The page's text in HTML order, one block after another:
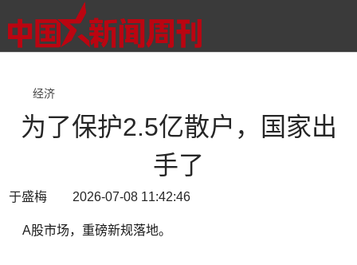
经济
为了保护2.5亿散户，国家出
手了
于盛梅 2026-07-08 11:42:46
A股市场，重磅新规落地。